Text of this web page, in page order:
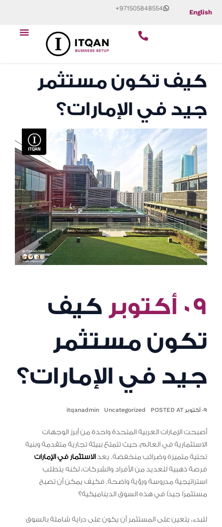
content
English
+971505848554
كيف تكون مستثمر
جيد في الإمارات؟
٠٩ أكتوبر
كيف
تكون مستثمر
جيد في الإمارات؟
٠٩ أكتوبر POSTED AT Uncategorized
itqanadmin
أصبحت الإمارات العربية المتحدة واحدة من أبرز الوجهات
الاستثمارية في العالم، حيث تتمتع ببيئة تجارية متقدمة وبنية
تحتية متميزة وضرائب منخفضة. يعد الاستثمار في الإمارات
فرصة ذهبية للعديد من الأفراد والشركات، لكنه يتطلب
استراتيجية مدروسة ورؤية واضحة. فكيف يمكن أن تصبح
مستثمرًا جيدًا في هذه السوق الديناميكية؟
للبدء، يتعين على المستثمر أن يكون على دراية شاملة بالسوق